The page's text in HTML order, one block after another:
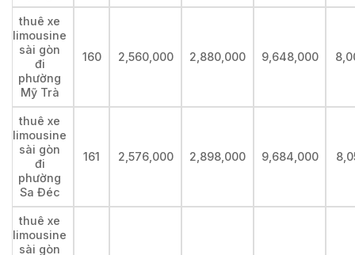
thuê xe
limousine
sài gòn
đi
phường
Mỹ Trà
160 2,560,000 2,880,000 9,648,000
thuê xe
limousine
sài gòn
đi
phường
Sa Đéc
161 2,576,000 2,898,000 9,684,000
thuê xe
limousine
sài gòn